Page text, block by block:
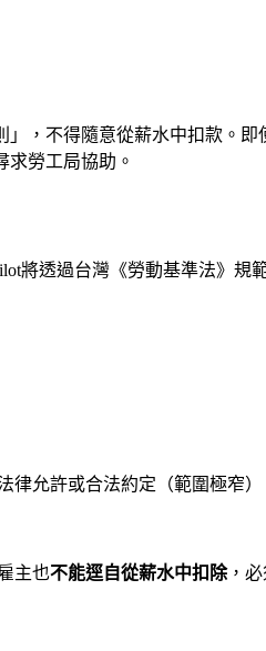
，不得隨意從薪水中扣款。
勞工局協助。
將透過台灣《勞動基準法》規
律允許或合法約定（範圍極窄
主也不能逕自從薪水中扣除，